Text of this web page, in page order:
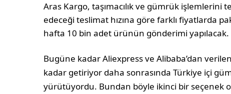
Aras Kargo, taşımacılık ve gümrük işlemlerini
edeceği teslimat hızına göre farklı fiyatlarda
hafta 10 bin adet ürünün gönderimi yapılacak.
Bugüne kadar Aliexpress ve Alibaba’dan
kadar getiriyor daha sonrasında Türkiye içi
yürütüyordu. Bundan böyle ikinci bir seçenek